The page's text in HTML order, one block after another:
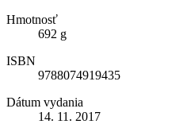
Hmotnosť
692 g
ISBN
9788074919435
Dátum vydania
14. 11. 2017